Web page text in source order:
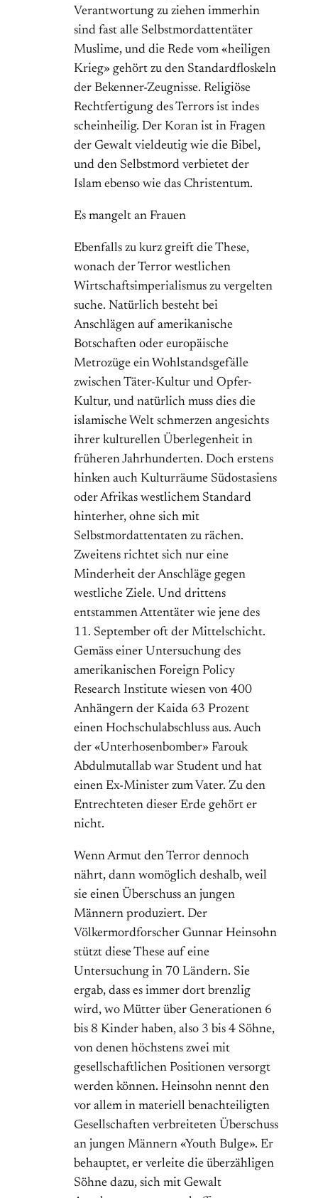
Verantwortung zu ziehen immerhin
sind fast alle Selbstmordattentäter
Muslime, und die Rede vom «heiligen
Krieg» gehört zu den Standardfloskeln
der Bekenner-Zeugnisse. Religiöse
Rechtfertigung des Terrors ist indes
scheinheilig. Der Koran ist in Fragen
der Gewalt vieldeutig wie die Bibel,
und den Selbstmord verbietet der
Islam ebenso wie das Christentum.
Es mangelt an Frauen
Ebenfalls zu kurz greift die These,
wonach der Terror westlichen
Wirtschaftsimperialismus zu vergelten
suche. Natürlich besteht bei
Anschlägen auf amerikanische
Botschaften oder europäische
Metrozüge ein Wohlstandsgefälle
zwischen Täter-Kultur und Opfer-
Kultur, und natürlich muss dies die
islamische Welt schmerzen angesichts
ihrer kulturellen Überlegenheit in
früheren Jahrhunderten. Doch erstens
hinken auch Kulturräume Südostasiens
oder Afrikas westlichem Standard
hinterher, ohne sich mit
Selbstmordattentaten zu rächen.
Zweitens richtet sich nur eine
Minderheit der Anschläge gegen
westliche Ziele. Und drittens
entstammen Attentäter wie jene des
11. September oft der Mittelschicht.
Gemäss einer Untersuchung des
amerikanischen Foreign Policy
Research Institute wiesen von 400
Anhängern der Kaida 63 Prozent
einen Hochschulabschluss aus. Auch
der «Unterhosenbomber» Farouk
Abdulmutallab war Student und hat
einen Ex-Minister zum Vater. Zu den
Entrechteten dieser Erde gehört er
nicht.
Wenn Armut den Terror dennoch
nährt, dann womöglich deshalb, weil
sie einen Überschuss an jungen
Männern produziert. Der
Völkermordforscher Gunnar Heinsohn
stützt diese These auf eine
Untersuchung in 70 Ländern. Sie
ergab, dass es immer dort brenzlig
wird, wo Mütter über Generationen 6
bis 8 Kinder haben, also 3 bis 4 Söhne,
von denen höchstens zwei mit
gesellschaftlichen Positionen versorgt
werden können. Heinsohn nennt den
vor allem in materiell benachteiligten
Gesellschaften verbreiteten Überschuss
an jungen Männern «Youth Bulge». Er
behauptet, er verleite die überzähligen
Söhne dazu, sich mit Gewalt